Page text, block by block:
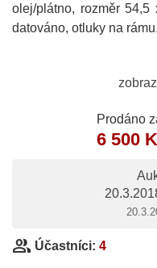
olej/plátno, rozměr
datováno, otluky na
Prodáno
6 500
group Účastníci: 4